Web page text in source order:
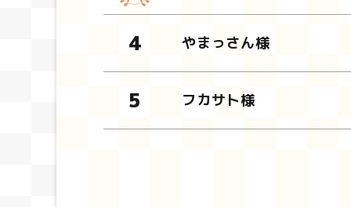
やまっさん様
フカサト様